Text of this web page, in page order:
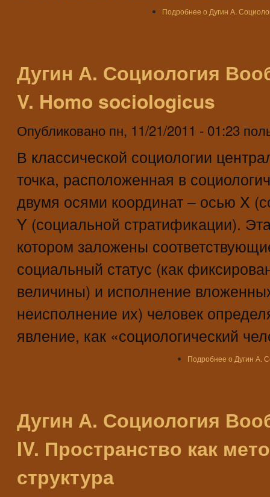
Подробнее о Дугин А.
Дугин А. Социология
V. Homo sociologicus
Опубликовано пн, 11/21/2011 - 01:23
В классической социологии
точка, расположенная в
двумя осями координат – осью X
Y (социальной стратификации).
котором заложены
социальный статус (как
величины) и исполнение
неисполнение их) человек
явление, как «социологический
Подробнее о Дугин А.
Дугин А. Социология
IV. Пространство как
структура